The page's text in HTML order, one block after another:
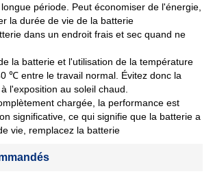
période. Peut économiser de l'énergie,
la durée de vie de la batterie
dans un endroit frais et sec quand ne
la batterie et l'utilisation de la température
℃ entre le travail normal. Évitez donc la
l'exposition au soleil chaud.
chargée, la performance est
significative, ce qui signifie que la batterie a
vie, remplacez la batterie